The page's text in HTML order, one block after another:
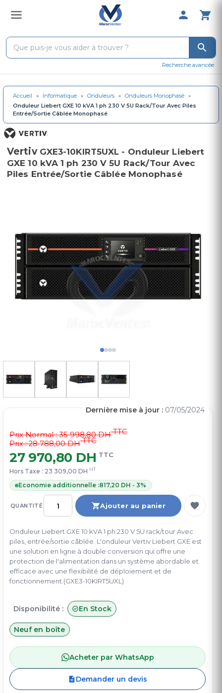
0 Produit
Recherche avancée
Accueil » Informatique » Onduleurs » Onduleurs Monophasé »
Onduleur Liebert GXE 10 kVA 1 ph 230 V 5U Rack/Tour Avec Piles
Entrée/Sortie Câblée Monophasé
Vertiv GXE3-10KIRT5UXL - Onduleur Liebert
GXE 10 kVA 1 ph 230 V 5U Rack/Tour Avec
Piles Entrée/Sortie Câblée Monophasé
QUANTITÉ Ajouter au panier
Prix Normal :35 998,80 DHTTC
Prix : 28 788,00 DHTTC
27 970,80 DH TTC
Hors Taxe : 23 309,00 DH HT
Economie additionnelle :817,20 DH - 3%
Onduleur Liebert GXE 10 kVA 1 ph 230 V 5U rack/tour Avec
piles, entrée/sortie câblée. L'onduleur Vertiv Liebert GXE est
une solution en ligne à double conversion qui offre une
protection de l'alimentation dans un système abordable et
efficace avec une flexibilité de déploiement et de
fonctionnement.(GXE3-10KIRT5UXL)
Disponibilité : En Stock
Dernière mise à jour : 07/05/2024
Neuf en boîte
Acheter par WhatsApp
Demander un devis